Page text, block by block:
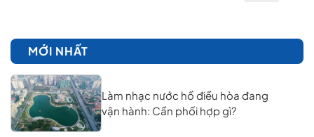
MỚI NHẤT
Làm nhạc nước hồ điều hòa đang
vận hành: Cần phối hợp gì?